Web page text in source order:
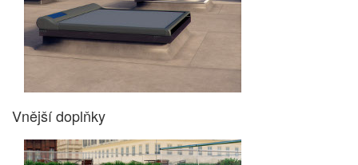
Vnější doplňky